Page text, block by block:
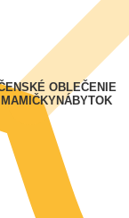
OBLEČENIE
NÁBYTOK